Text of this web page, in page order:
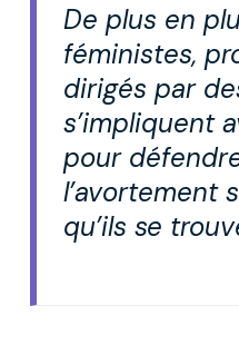
De plus en
féministes,
dirigés par
s’impliquent
pour
l’avortement
qu’ils se